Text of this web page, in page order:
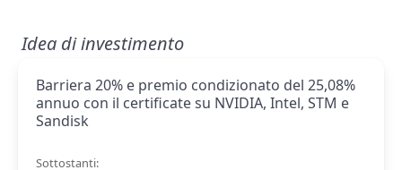
Idea di investimento
Barriera 20% e premio condizionato del 25,08%
annuo con il certificate su NVIDIA, Intel, STM e
Sandisk
Sottostanti: